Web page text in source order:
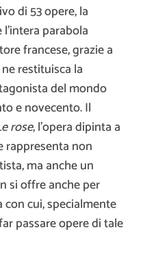
di 53 opere, la
parabola
francese, grazie a
restituisca la
del mondo
e novecento. Il
rose, l’opera dipinta a
rappresenta non
ma anche un
si offre anche per
cui, specialmente
passare opere di tale